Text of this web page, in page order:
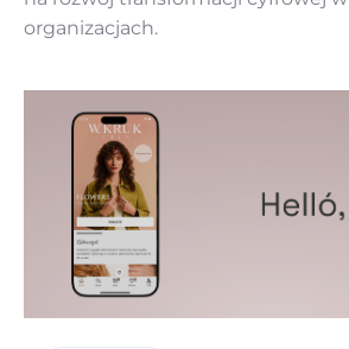
organizacjach.